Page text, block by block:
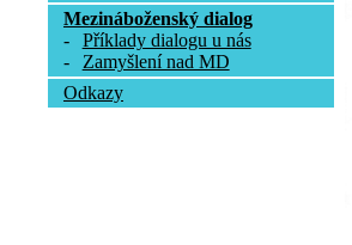
Mezináboženský dialog
-
Příklady dialogu u nás
-
Zamyšlení nad MD
Odkazy